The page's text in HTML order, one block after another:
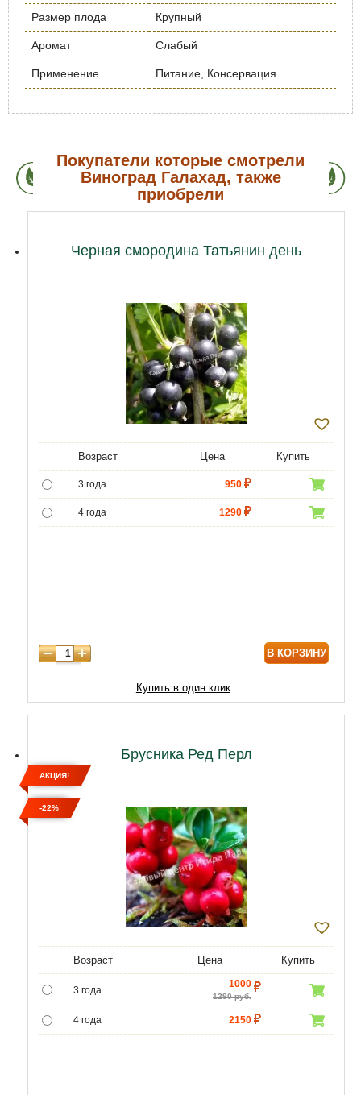
Размер плода Крупный
Аромат Слабый
Применение Питание, Консервация
Покупатели которые смотрели
Виноград Галахад, также
приобрели
Черная смородина Татьянин день
Возраст Цена Купить
3 года 950
4 года 1290
В КОРЗИНУ
Купить в один клик
Брусника Ред Перл
АКЦИЯ!
-22%
Возраст Цена Купить
3 года
1000
1290 руб.
4 года 2150